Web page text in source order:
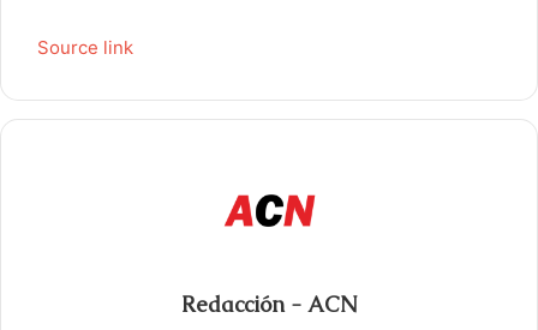
Source link
Redacción - ACN